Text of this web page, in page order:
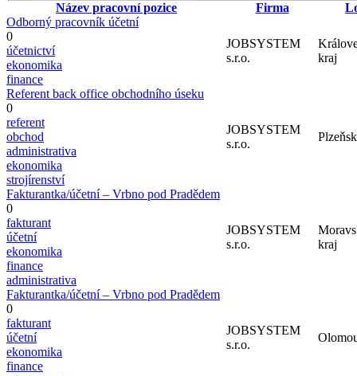
Název pracovní pozice
Firma
Odborný pracovník účetní
0
účetnictví
ekonomika
finance
JOBSYSTEM
s.r.o.
kraj
Referent back office obchodního úseku
0
referent
obchod
administrativa
ekonomika
strojírenství
JOBSYSTEM
s.r.o.
Fakturantka/účetní – Vrbno pod Pradědem
0
fakturant
účetní
ekonomika
finance
administrativa
JOBSYSTEM
s.r.o.
kraj
Fakturantka/účetní – Vrbno pod Pradědem
0
fakturant
účetní
ekonomika
finance
JOBSYSTEM
s.r.o.